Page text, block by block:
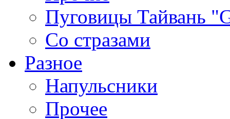
Пуговицы Тайвань
Со стразами
Разное
Напульсники
Прочее